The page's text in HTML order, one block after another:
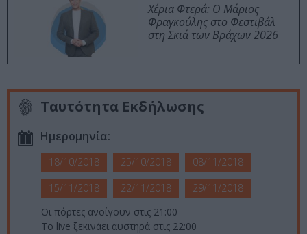
Χέρια Φτερά: Ο Μάριος
Φραγκούλης στο Φεστιβάλ
στη Σκιά των Βράχων 2026
Ταυτότητα Εκδήλωσης
Ημερομηνία:
18/10/2018 25/10/2018
08/11/2018
15/11/2018
22/11/2018
29/11/2018
Οι πόρτες ανοίγουν στις 21:00
Το live ξεκινάει αυστηρά στις 22:00